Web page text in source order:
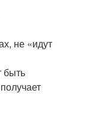
не «идут
быть